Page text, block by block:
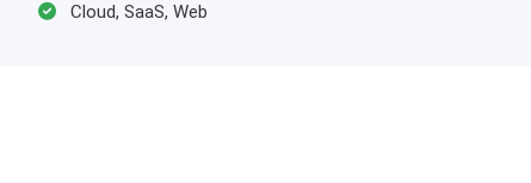
Cloud, SaaS, Web